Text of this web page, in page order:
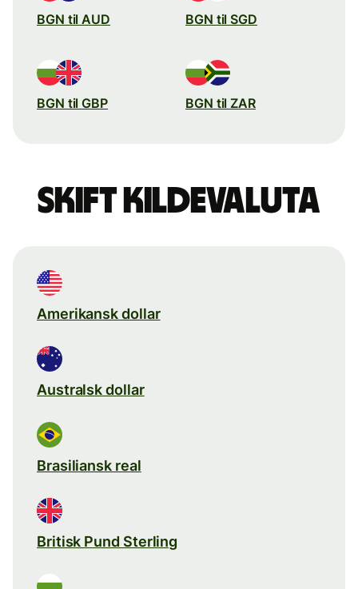
BGN til AUD BGN til SGD
BGN til GBP BGN til ZAR
Skift kildevaluta
Amerikansk dollar
Australsk dollar
Brasiliansk real
Britisk Pund Sterling